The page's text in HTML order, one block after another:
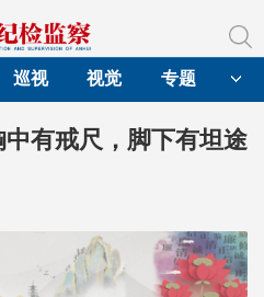
巡视 视觉 专题
中有戒尺，脚下有坦途